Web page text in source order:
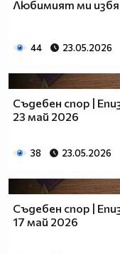
Любимият ми
44 23.05.2026
Съдебен спор |
23 май 2026
38 23.05.2026
Съдебен спор |
17 май 2026